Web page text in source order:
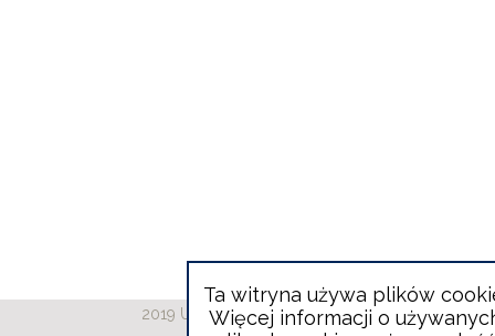
Ta witryna używa plików
Więcej informacji o
2019 Urząd Gminy Wieliszew